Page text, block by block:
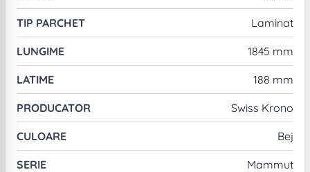
TIP PARCHET Laminat
LUNGIME 1845 mm
LATIME 188 mm
PRODUCATOR Swiss Krono
CULOARE Bej
SERIE Mammut